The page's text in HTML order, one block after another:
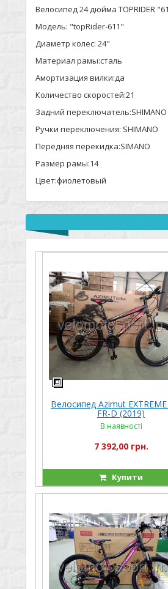
Велосипед 24 дюйма TOPRIDER
Модель: "topRider-611"
Диаметр колес: 24"
Материал рамы:сталь
Амортизация вилки:да
Количество скоростей:21
Задний переключатель:SHIMANO
Ручки переключения: SHIMANO
Передняя перекидка:SIMANO
Размер рамы:14
Цвет:фиолетовый
Велосипед Azimut
FR-D (2019)
В наявності
7 392,00 грн.
Купити